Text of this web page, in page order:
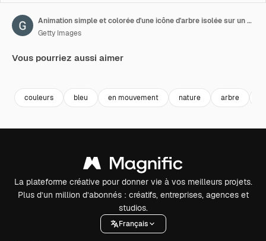
Animation simple et colorée d'une icône d'arbre isolée sur un écran bleu en 4K.
Getty Images
Vous pourriez aussi aimer
couleurs bleu en mouvement nature arbre
La plateforme créative pour donner vie à vos meilleurs projets.
Plus d’un million d’abonnés : créatifs, entreprises, agences et
studios.
Français